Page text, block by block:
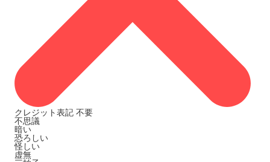
クレジット表記 不要
不思議
暗い
恐ろしい
怪しい
虚無